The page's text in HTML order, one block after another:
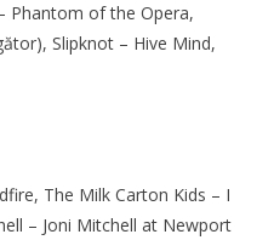
Phantom of the Opera,
Slipknot – Hive Mind,
The Milk Carton Kids – I
– Joni Mitchell at Newport